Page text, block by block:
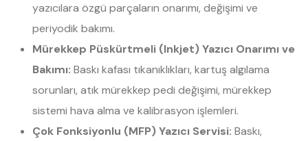
yazıcılara özgü parçaların onarımı, değişimi ve
periyodik bakımı.
Mürekkep Püskürtmeli (Inkjet) Yazıcı Onarımı ve
Bakımı: Baskı kafası tıkanıklıkları, kartuş algılama
sorunları, atık mürekkep pedi değişimi, mürekkep
sistemi hava alma ve kalibrasyon işlemleri.
Çok Fonksiyonlu (MFP) Yazıcı Servisi: Baskı,